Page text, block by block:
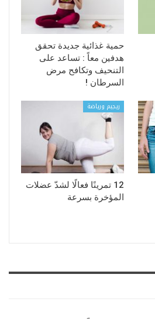
حمية غذائية جديدة تحقق
هدفين معاً : تساعد على
التنحيف وتكافح مرض
السرطان !
ريجيم ورياضة
12 تمرينًا فعالًا لشدّ عضلات
المؤخرة بسرعة